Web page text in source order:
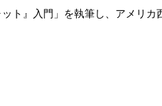
』入門」を執筆し、アメリカ